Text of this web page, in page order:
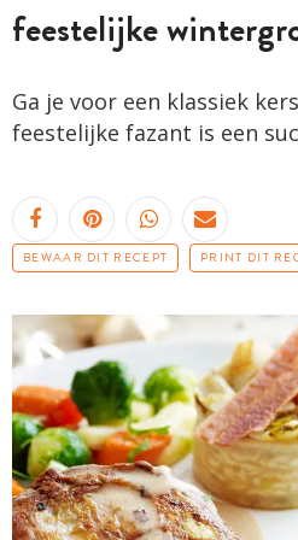
feestelijke
Ga je voor een klassiek
feestelijke fazant is een
BEWAAR DIT RECEPT PRINT DIT